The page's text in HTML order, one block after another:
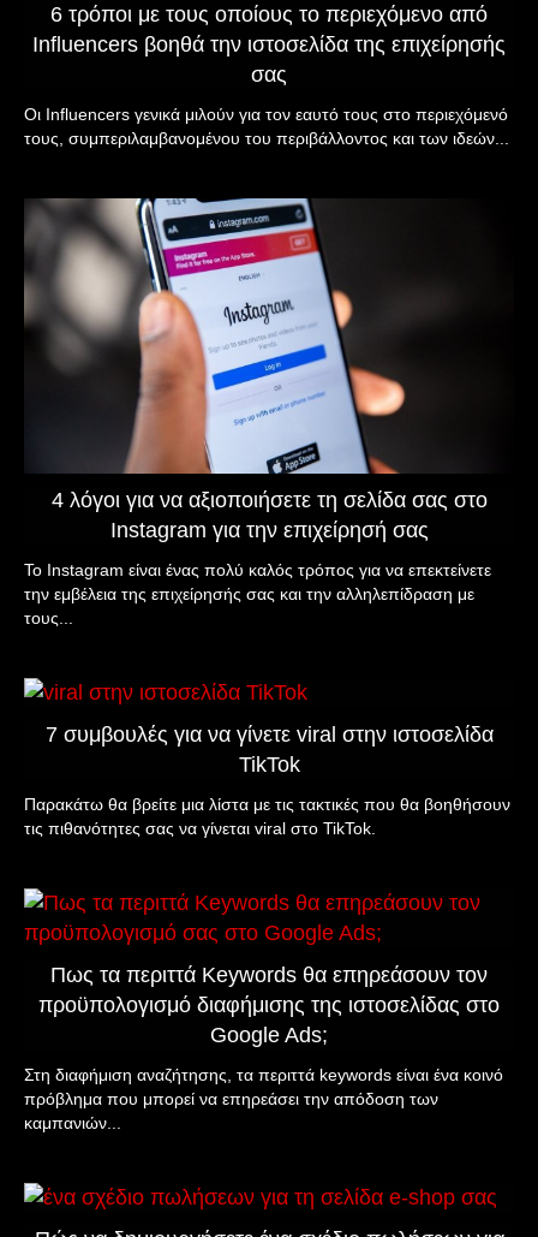
6 τρόποι με τους οποίους το περιεχόμενο από
Influencers βοηθά την ιστοσελίδα της επιχείρησής
σας
Οι Influencers γενικά μιλούν για τον εαυτό τους στο περιεχόμενό
τους, συμπεριλαμβανομένου του περιβάλλοντος και των ιδεών...
4 λόγοι για να αξιοποιήσετε τη σελίδα σας στο
Instagram για την επιχείρησή σας
Το Instagram είναι ένας πολύ καλός τρόπος για να επεκτείνετε
την εμβέλεια της επιχείρησής σας και την αλληλεπίδραση με
τους...
7 συμβουλές για να γίνετε viral στην ιστοσελίδα
TikTok
Παρακάτω θα βρείτε μια λίστα με τις τακτικές που θα βοηθήσουν
τις πιθανότητες σας να γίνεται viral στο TikTok.
Πως τα περιττά Keywords θα επηρεάσουν τον
προϋπολογισμό διαφήμισης της ιστοσελίδας στο
Google Ads;
Στη διαφήμιση αναζήτησης, τα περιττά keywords είναι ένα κοινό
πρόβλημα που μπορεί να επηρεάσει την απόδοση των
καμπανιών...